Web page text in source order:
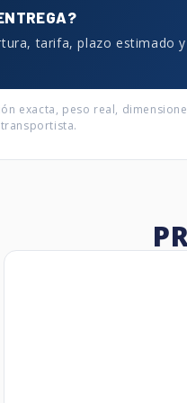
tarifa, plazo estimado
exacta, peso real,